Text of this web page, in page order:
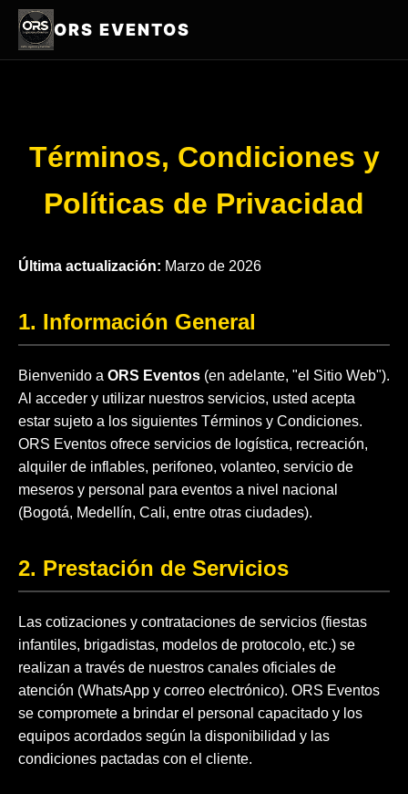
ORS EVENTOS
Términos, Condiciones y
Políticas de Privacidad
Última actualización: Marzo de 2026
1. Información General
Bienvenido a ORS Eventos (en adelante, "el Sitio Web").
Al acceder y utilizar nuestros servicios, usted acepta
estar sujeto a los siguientes Términos y Condiciones.
ORS Eventos ofrece servicios de logística, recreación,
alquiler de inflables, perifoneo, volanteo, servicio de
meseros y personal para eventos a nivel nacional
(Bogotá, Medellín, Cali, entre otras ciudades).
2. Prestación de Servicios
Las cotizaciones y contrataciones de servicios (fiestas
infantiles, brigadistas, modelos de protocolo, etc.) se
realizan a través de nuestros canales oficiales de
atención (WhatsApp y correo electrónico). ORS Eventos
se compromete a brindar el personal capacitado y los
equipos acordados según la disponibilidad y las
condiciones pactadas con el cliente.